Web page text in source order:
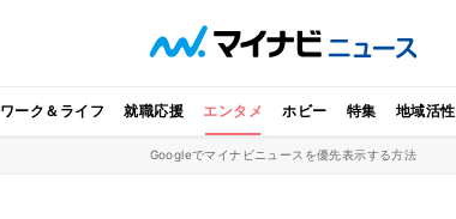
ワーク＆ライフ 就職応援 エンタメ ホビー 特集 地域活性
Googleでマイナビニュースを優先表示する方法